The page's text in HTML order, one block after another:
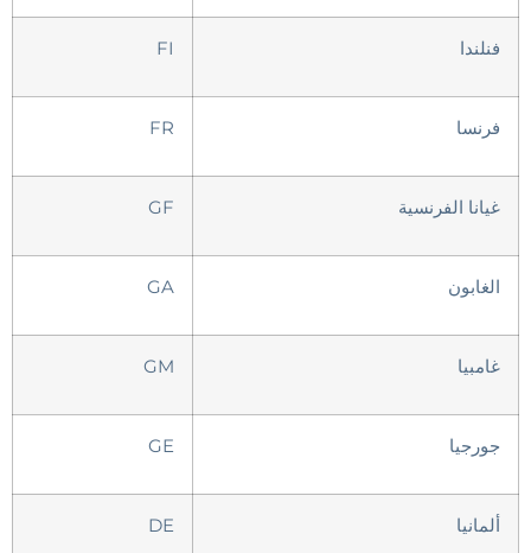
فنلندا FI
فرنسا FR
غيانا الفرنسية GF
الغابون GA
غامبيا GM
جورجيا GE
ألمانيا DE